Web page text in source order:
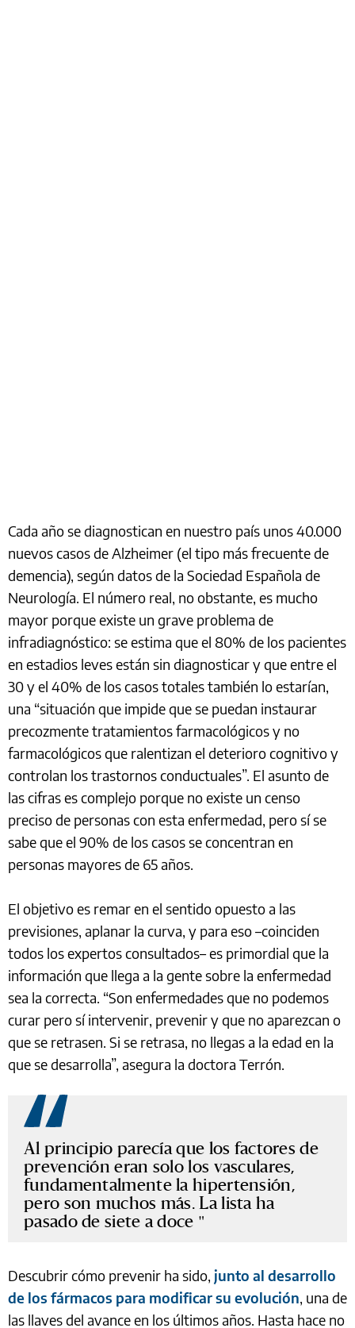
Cada año se diagnostican en nuestro país unos 40.000
nuevos casos de Alzheimer (el tipo más frecuente de
demencia), según datos de la Sociedad Española de
Neurología. El número real, no obstante, es mucho
mayor porque existe un grave problema de
infradiagnóstico: se estima que el 80% de los pacientes
en estadios leves están sin diagnosticar y que entre el
30 y el 40% de los casos totales también lo estarían,
una “situación que impide que se puedan instaurar
precozmente tratamientos farmacológicos y no
farmacológicos que ralentizan el deterioro cognitivo y
controlan los trastornos conductuales”. El asunto de
las cifras es complejo porque no existe un censo
preciso de personas con esta enfermedad, pero sí se
sabe que el 90% de los casos se concentran en
personas mayores de 65 años.
El objetivo es remar en el sentido opuesto a las
previsiones, aplanar la curva, y para eso –coinciden
todos los expertos consultados– es primordial que la
información que llega a la gente sobre la enfermedad
sea la correcta. “Son enfermedades que no podemos
curar pero sí intervenir, prevenir y que no aparezcan o
que se retrasen. Si se retrasa, no llegas a la edad en la
que se desarrolla”, asegura la doctora Terrón.
Al principio parecía que los factores de
prevención eran solo los vasculares,
fundamentalmente la hipertensión,
pero son muchos más. La lista ha
pasado de siete a doce
Descubrir cómo prevenir ha sido, junto al desarrollo
de los fármacos para modificar su evolución, una de
las llaves del avance en los últimos años. Hasta hace no